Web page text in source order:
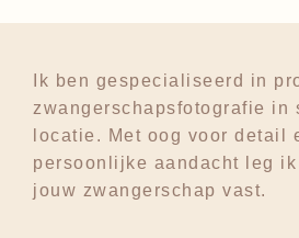
Ik ben gespecialiseerd in
zwangerschapsfotografie in
locatie. Met oog voor detail
persoonlijke aandacht leg ik
jouw zwangerschap vast.